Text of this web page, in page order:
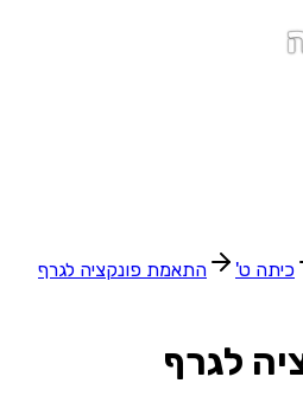
כיתה ט' התאמת פונקציה לגרף
לגרף